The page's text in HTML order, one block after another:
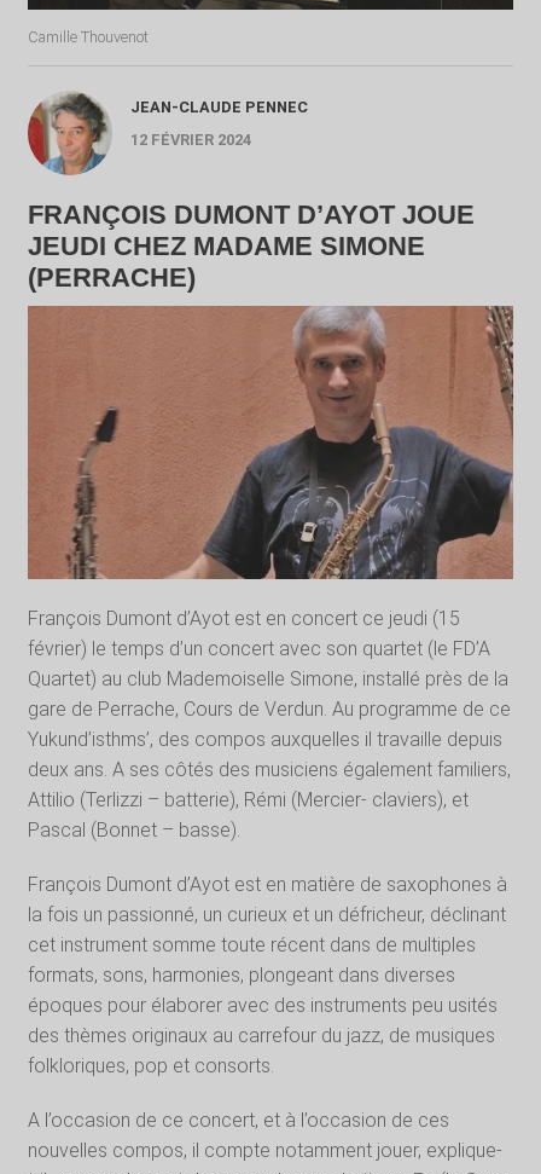
Camille Thouvenot
JEAN-CLAUDE PENNEC
12 FÉVRIER 2024
FRANÇOIS DUMONT D’AYOT JOUE
JEUDI CHEZ MADAME SIMONE
(PERRACHE)
François Dumont d’Ayot est en concert ce jeudi (15
février) le temps d’un concert avec son quartet (le FD’A
Quartet) au club Mademoiselle Simone, installé près de la
gare de Perrache, Cours de Verdun. Au programme de ce
Yukund’isthms’, des compos auxquelles il travaille depuis
deux ans. A ses côtés des musiciens également familiers,
Attilio (Terlizzi – batterie), Rémi (Mercier- claviers), et
Pascal (Bonnet – basse).
François Dumont d’Ayot est en matière de saxophones à
la fois un passionné, un curieux et un défricheur, déclinant
cet instrument somme toute récent dans de multiples
formats, sons, harmonies, plongeant dans diverses
époques pour élaborer avec des instruments peu usités
des thèmes originaux au carrefour du jazz, de musiques
folkloriques, pop et consorts.
A l’occasion de ce concert, et à l’occasion de ces
nouvelles compos, il compte notamment jouer, explique-